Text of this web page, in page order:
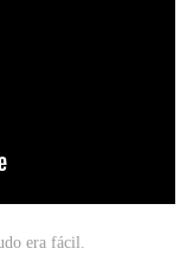
era fácil.